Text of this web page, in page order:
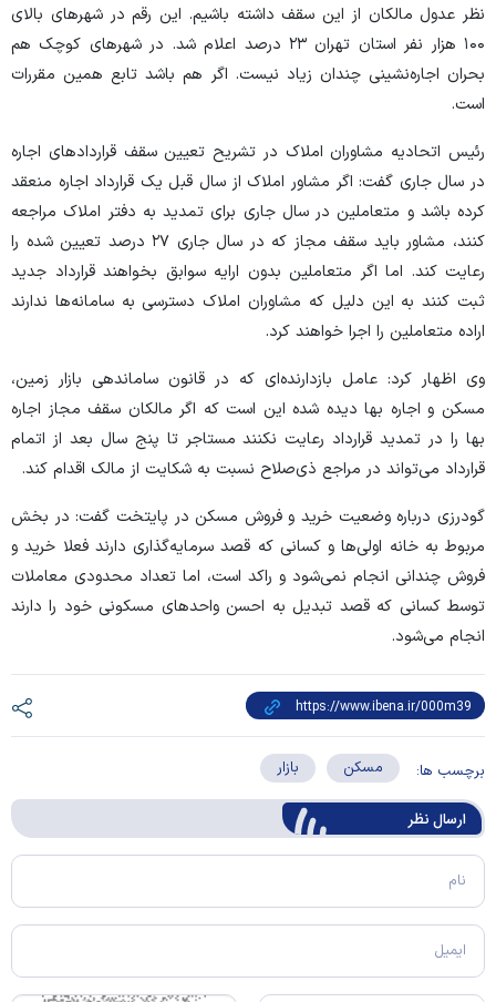
نظر عدول مالکان از این سقف داشته باشیم. این رقم در شهر‌های بالای
۱۰۰ هزار نفر استان تهران ۲۳ درصد اعلام شد. در شهر‌های کوچک هم
بحران اجاره‌نشینی چندان زیاد نیست. اگر هم باشد تابع همین مقررات
است.
رئیس اتحادیه مشاوران املاک در تشریح تعیین سقف قرارداد‌های اجاره
در سال جاری گفت: اگر مشاور املاک از سال قبل یک قرارداد اجاره منعقد
کرده باشد و متعاملین در سال جاری برای تمدید به دفتر املاک مراجعه
کنند، مشاور باید سقف مجاز که در سال جاری ۲۷ درصد تعیین شده را
رعایت کند. اما اگر متعاملین بدون ارایه سوابق بخواهند قرارداد جدید
ثبت کنند به این دلیل که مشاوران املاک دسترسی به سامانه‌ها ندارند
اراده متعاملین را اجرا خواهند کرد.
وی اظهار کرد: عامل بازدارنده‌ای که در قانون ساماندهی بازار زمین،
مسکن و اجاره بها دیده شده این است که اگر مالکان سقف مجاز اجاره
بها را در تمدید قرارداد رعایت نکنند مستاجر تا پنج سال بعد از اتمام
قرارداد می‌تواند در مراجع ذی‌صلاح نسبت به شکایت از مالک اقدام کند.
گودرزی درباره وضعیت خرید و فروش مسکن در پایتخت گفت: در بخش
مربوط به خانه اولی‌ها و کسانی که قصد سرمایه‌گذاری دارند فعلا خرید و
فروش چندانی انجام نمی‌شود و راکد است، اما تعداد محدودی معاملات
توسط کسانی که قصد تبدیل به احسن واحد‌های مسکونی خود را دارند
انجام می‌شود.
برچسب ها: مسکن بازار
ارسال‌ نظر